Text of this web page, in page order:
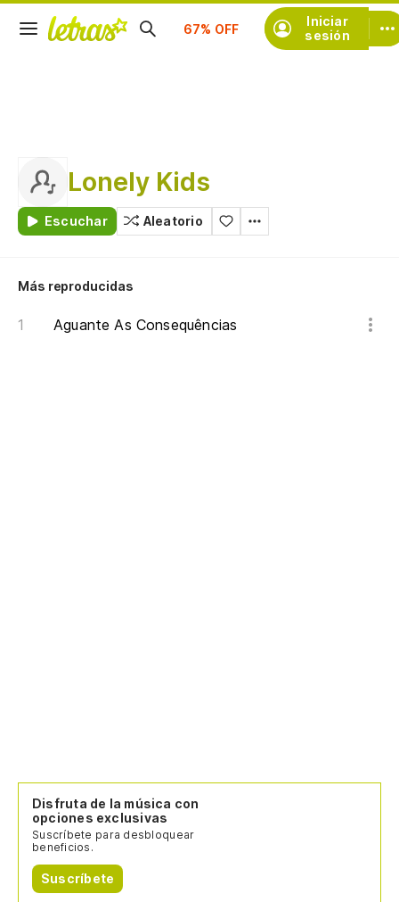
Iniciar
sesión
Suscríbete
Lonely Kids
Escuchar Aleatorio
Más reproducidas
Aguante As Consequências
Disfruta de la música con
opciones exclusivas
Suscríbete para desbloquear
beneficios.
Suscríbete